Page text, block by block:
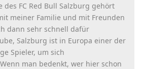
des FC Red Bull Salzburg gehört
meiner Familie und mit Freunden
dann sehr schnell dafür
Salzburg ist in Europa einer der
Spieler, um sich
man bedenkt, wer hier schon